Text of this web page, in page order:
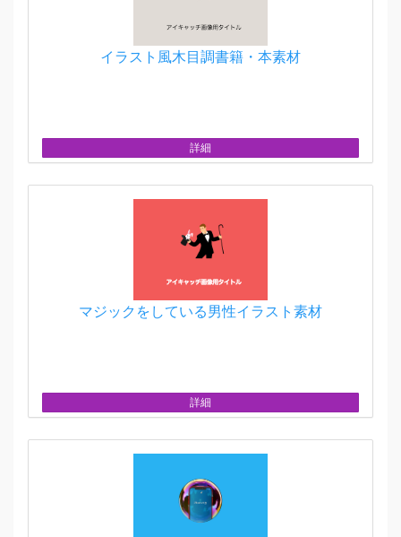
イラスト風木目調書籍・本素材
詳細
マジックをしている男性イラスト素材
詳細